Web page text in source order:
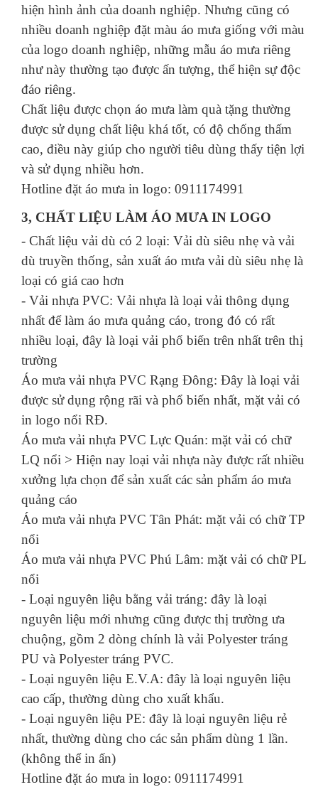
hiện hình ảnh của doanh nghiệp. Nhưng cũng có
nhiều doanh nghiệp đặt màu áo mưa giống với màu
của logo doanh nghiệp, những mẫu áo mưa riêng
như này thường tạo được ấn tượng, thể hiện sự độc
đáo riêng.
Chất liệu được chọn áo mưa làm quà tặng thường
được sử dụng chất liệu khá tốt, có độ chống thấm
cao, điều này giúp cho người tiêu dùng thấy tiện lợi
và sử dụng nhiều hơn.
Hotline đặt áo mưa in logo: 0911174991
3, CHẤT LIỆU LÀM ÁO MƯA IN LOGO
- Chất liệu vải dù có 2 loại: Vải dù siêu nhẹ và vải
dù truyền thống, sản xuất áo mưa vải dù siêu nhẹ là
loại có giá cao hơn
- Vải nhựa PVC: Vải nhựa là loại vải thông dụng
nhất để làm áo mưa quảng cáo, trong đó có rất
nhiều loại, đây là loại vải phổ biến trên nhất trên thị
trường
Áo mưa vải nhựa PVC Rạng Đông: Đây là loại vải
được sử dụng rộng rãi và phổ biến nhất, mặt vải có
in logo nổi RĐ.
Áo mưa vải nhựa PVC Lực Quán: mặt vải có chữ
LQ nổi > Hiện nay loại vải nhựa này được rất nhiều
xưởng lựa chọn để sản xuất các sản phẩm áo mưa
quảng cáo
Áo mưa vải nhựa PVC Tân Phát: mặt vải có chữ TP
nổi
Áo mưa vải nhựa PVC Phú Lâm: mặt vải có chữ PL
nổi
- Loại nguyên liệu bằng vải tráng: đây là loại
nguyên liệu mới nhưng cũng được thị trường ưa
chuộng, gồm 2 dòng chính là vải Polyester tráng
PU và Polyester tráng PVC.
- Loại nguyên liệu E.V.A: đây là loại nguyên liệu
cao cấp, thường dùng cho xuất khẩu.
- Loại nguyên liệu PE: đây là loại nguyên liệu rẻ
nhất, thường dùng cho các sản phẩm dùng 1 lần.
(không thể in ấn)
Hotline đặt áo mưa in logo: 0911174991